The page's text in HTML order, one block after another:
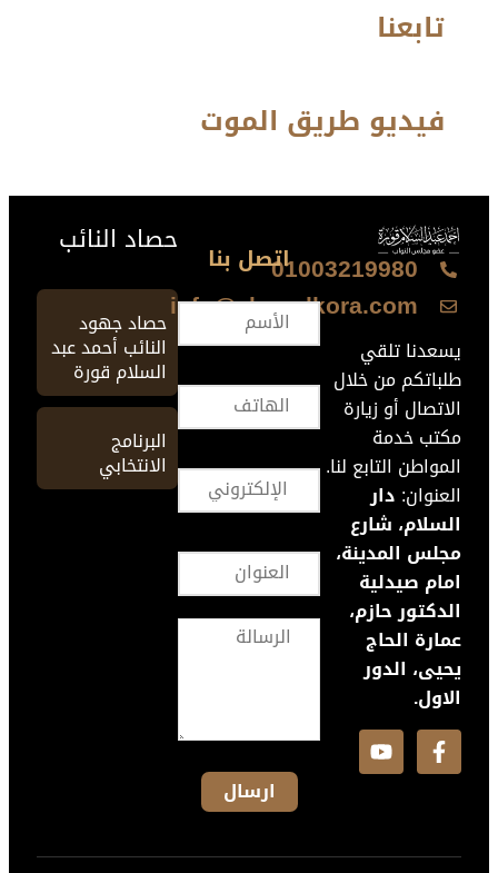
تابعنا
فيديو طريق الموت
01003219980
info@ahmedkora.com
يسعدنا تلقي
طلباتكم من خلال
الاتصال أو زيارة
مكتب خدمة
المواطن التابع لنا.
العنوان: دار
السلام، شارع
مجلس المدينة،
امام صيدلية
الدكتور حازم،
عمارة الحاج
يحيى، الدور
الاول.
اتصل بنا حصاد النائب
حصاد جهود
النائب أحمد عبد
السلام قورة
البرنامج
الانتخابي